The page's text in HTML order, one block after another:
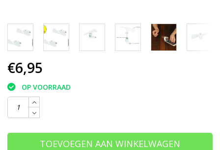
€6,95
OP VOORRAAD
TOEVOEGEN AAN WINKELWAGEN